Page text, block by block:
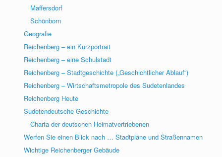
Maffersdorf
Schönborn
Geografie
Reichenberg – ein Kurzportrait
Reichenberg – eine Schulstadt
Reichenberg – Stadtgeschichte („Geschichtlicher Ablauf“)
Reichenberg – Wirtschaftsmetropole des Sudetenlandes
Reichenberg Heute
Sudetendeutsche Geschichte
Charta der deutschen Heimatvertriebenen
Werfen Sie einen Blick nach … Stadtpläne und Straßennamen
Wichtige Reichenberger Gebäude